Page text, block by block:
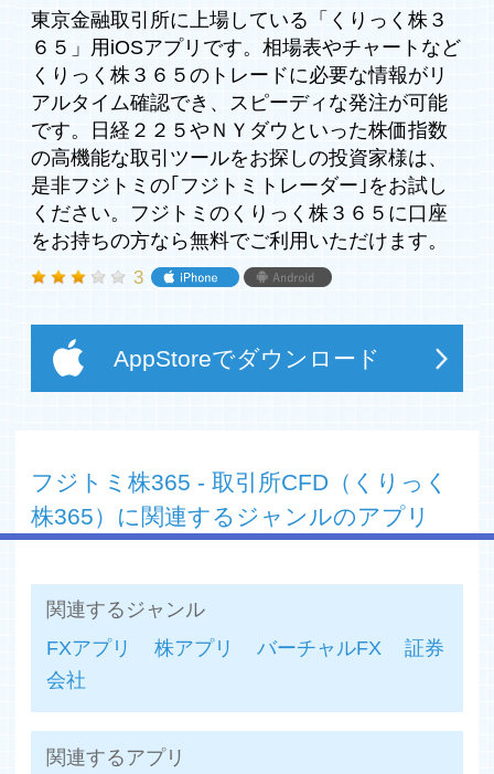
（1）足種類
1分、5分、15分、60分、日足、週足、月足
（2）チャートエリア
無し
単純移動平均線（SMA）
指数平滑移動平均線（EMA）
一目均衡表
ボリンジャーバンド
パラボリック
フィボナッチ
（3）指標
方向性指数（DMI）
RSI（相対力指数）
RCI（順位相関係数）
3.注文機能
PC版同様の注文手法をスマートフォンからも発注可能で
成行・指値・トリガ・IFD・OCO・IFO・ストリーミング
4.口座管理系機能
現在の口座状況の確認、注文や建玉をPCを利用せずに管
理できます。即時入金サービスにも対応しています。
東京金融取引所に上場している「くりっく株３
６５」用iOSアプリです。相場表やチャートなど
くりっく株３６５のトレードに必要な情報がリ
アルタイム確認でき、スピーディな発注が可能
です。日経２２５やＮＹダウといった株価指数
の高機能な取引ツールをお探しの投資家様は、
是非フジトミの｢フジトミトレーダー｣をお試し
ください。フジトミのくりっく株３６５に口座
をお持ちの方なら無料でご利用いただけます。
3
AppStoreでダウンロード
フジトミ株365 ‐ 取引所CFD（くりっく
株365）に関連するジャンルのアプリ
関連するジャンル
FXアプリ
株アプリ バーチャルFX
証券
会社
関連するアプリ